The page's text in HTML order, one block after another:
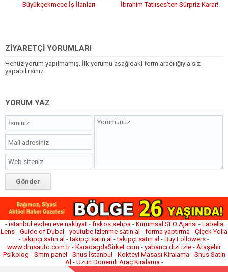
Büyükçekmece İş İlanları İbrahim Tatlıses’ten Sürpriz Karar!
ZİYARETÇİ YORUMLARI
Henüz yorum yapılmamış. İlk yorumu aşağıdaki form aracılığıyla siz
yapabilirsiniz.
YORUM YAZ
- istanbul evden eve nakliyat- fiskos sehpa- Kurumsal SEO Ajansı - Labella
Lens - Guide of Dubai - youtube izlenme satın al - forma yaptırma - Çiçek Yolla
-takipçi satın al -takipçi satın al -takipçi satın al - Buy Followers -
www.dmsauto.com.tr- KaradagdaSirket.com - yabancı dizi izle - Ataşehir
Psikolog - Smm panel - Snus İstanbul - Kokteyl Masası Kiralama- Snus Satın
Al - Uzun Dönemli Araç Kiralama-